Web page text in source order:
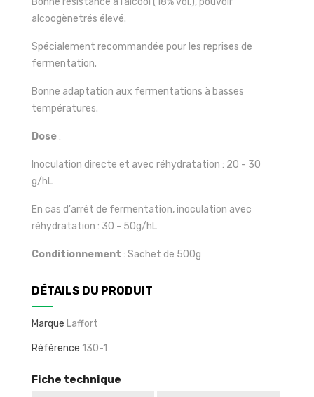
alcoogènetrés élevé.
Spécialement recommandée pour les reprises de
fermentation.
Bonne adaptation aux fermentations à basses
températures.
Dose:
Inoculation directe et avec réhydratation : 20 - 30
g/hL
En cas d'arrêt de fermentation, inoculation avec
réhydratation : 30 - 50g/hL
Conditionnement : Sachet de 500g
DÉTAILS DU PRODUIT
Marque Laffort
Référence 130-1
Fiche technique